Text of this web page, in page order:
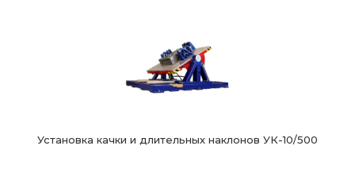
Установка качки и длительных наклонов УК-10/500